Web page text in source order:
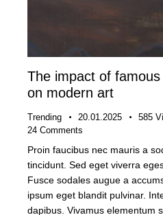
The impact of
on modern art
Trending 20.01.2025 585
24 Comments
Proin faucibus nec mauris a
tincidunt. Sed eget viverra
Fusce sodales augue a
ipsum eget blandit pulvinar.
dapibus. Vivamus elementum